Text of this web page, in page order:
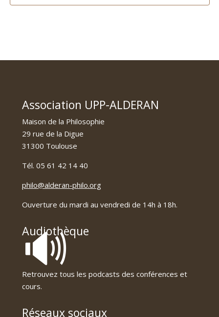
Association UPP-ALDERAN
Maison de la Philosophie
29 rue de la Digue
31300 Toulouse
Tél. 05 61 42 14 40
philo@alderan-philo.org
Ouverture du mardi au vendredi de 14h à 18h.
Audiothèque
🔊
Retrouvez tous les podcasts des conférences et
cours.
Réseaux sociaux